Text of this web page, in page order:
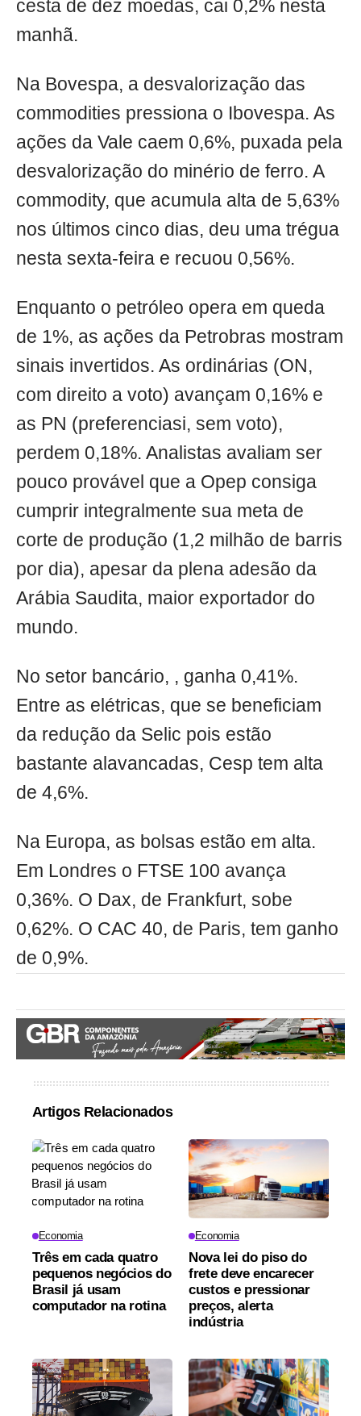
cesta de dez moedas, cai 0,2% nesta
manhã.
Na Bovespa, a desvalorização das
commodities pressiona o Ibovespa. As
ações da Vale caem 0,6%, puxada pela
desvalorização do minério de ferro. A
commodity, que acumula alta de 5,63%
nos últimos cinco dias, deu uma trégua
nesta sexta-feira e recuou 0,56%.
Enquanto o petróleo opera em queda
de 1%, as ações da Petrobras mostram
sinais invertidos. As ordinárias (ON,
com direito a voto) avançam 0,16% e
as PN (preferenciasi, sem voto),
perdem 0,18%. Analistas avaliam ser
pouco provável que a Opep consiga
cumprir integralmente sua meta de
corte de produção (1,2 milhão de barris
por dia), apesar da plena adesão da
Arábia Saudita, maior exportador do
mundo.
No setor bancário, , ganha 0,41%.
Entre as elétricas, que se beneficiam
da redução da Selic pois estão
bastante alavancadas, Cesp tem alta
de 4,6%.
Na Europa, as bolsas estão em alta.
Em Londres o FTSE 100 avança
0,36%. O Dax, de Frankfurt, sobe
0,62%. O CAC 40, de Paris, tem ganho
de 0,9%.
Artigos Relacionados
Economia
Três em cada quatro
pequenos negócios do
Brasil já usam
computador na rotina
Economia
Nova lei do piso do
frete deve encarecer
custos e pressionar
preços, alerta
indústria